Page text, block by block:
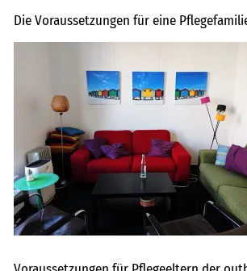
Die Voraussetzungen für eine